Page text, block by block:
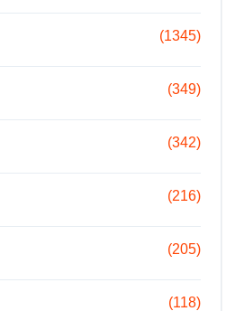
(1345)
(349)
(342)
(216)
(205)
(118)